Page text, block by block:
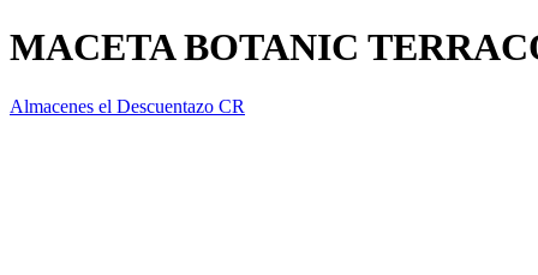
MACETA BOTANIC
Almacenes el Descuentazo CR